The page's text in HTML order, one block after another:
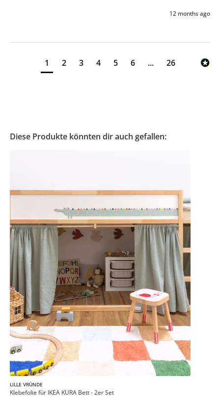
12 months ago
1 2 3 4 5 6 ... 26
Diese Produkte könnten dir auch gefallen:
LILLE VRÜNDE
Klebefolie für IKEA KURA Bett - 2er Set